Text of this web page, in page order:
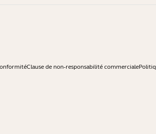
Clause de non-responsabilité commerciale